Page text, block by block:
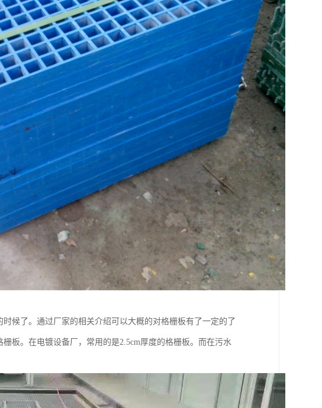
候了。通过厂家的相关介绍可以大概的对格栅板有了一定的了
板。在电镀设备厂，常用的是2.5cm厚度的格栅板。而在污水